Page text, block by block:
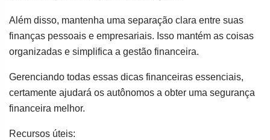
Além disso, mantenha uma separação clara entre suas
finanças pessoais e empresariais. Isso mantém as coisas
organizadas e simplifica a gestão financeira.
Gerenciando todas essas dicas financeiras essenciais,
certamente ajudará os autônomos a obter uma segurança
financeira melhor.
Recursos úteis: